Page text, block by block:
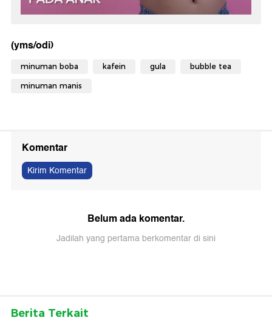
(yms/odi)
minuman boba kafein gula bubble tea
minuman manis
Komentar
Kirim Komentar
Belum ada komentar.
Jadilah yang pertama berkomentar di sini
Berita Terkait